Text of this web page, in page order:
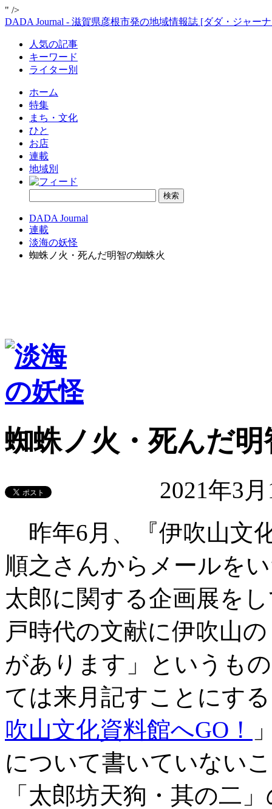
" />
DADA Journal - 滋賀県彦根市発の地域情報誌 [ダダ・ジャー
人気の記事
キーワード
ライター別
ホーム
特集
まち・文化
ひと
お店
連載
地域別
DADA Journal
連載
淡海の妖怪
蜘蛛ノ火・死んだ明智の蜘蛛火
蜘蛛ノ火・死んだ
2021年3
昨年6月、『伊吹山文
順之さんからメールを
太郎に関する企画展を
戸時代の文献に伊吹山
があります」というも
ては来月記すことにす
吹山文化資料館へGO！
について書いていない
「太郎坊天狗・其の二